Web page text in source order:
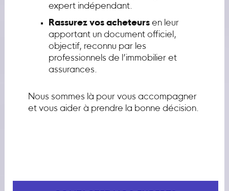
expert indépendant.
Rassurez vos acheteursen leur
apportant un document officiel,
objectif, reconnu par les
professionnels de l’immobilier et
assurances.
Nous sommes là pour vous accompagner
et vous aider à prendre la bonne décision.